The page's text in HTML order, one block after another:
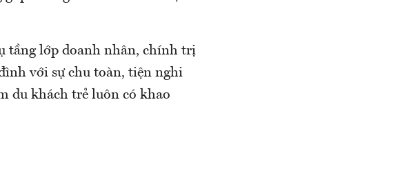
tầng lớp doanh nhân, chính trị
với sự chu toàn, tiện nghi
du khách trẻ luôn có khao